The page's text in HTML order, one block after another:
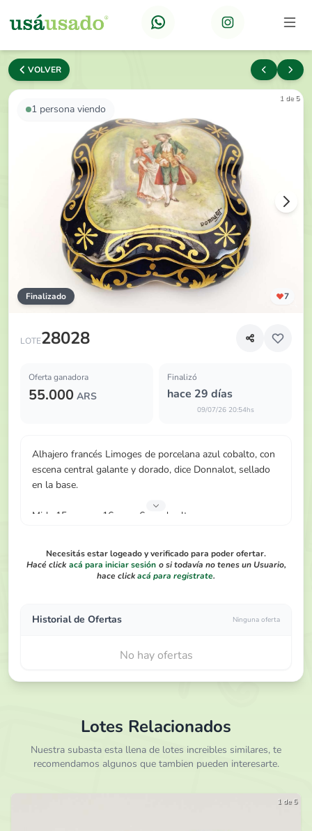
VOLVER
1 persona viendo
Finalizado 7
1 de 5
LOTE28028
Alhajero francés Limoges de porcelana azul cobalto, con
Oferta ganadora
55.000 ARS
Finalizó
hace 29 días
09/07/26 20:54hs
Alhajero francés Limoges de porcelana azul cobalto, con
escena central galante y dorado, dice Donnalot, sellado
en la base.
Mide 15 cm por 16 cm y 6 cm de alto.
Necesitás estar logeado y verificado para poder ofertar.
Hacé click acá para iniciar sesión o si todavía no tenes un Usuario,
hace clickacá para registrate.
Historial de Ofertas Ninguna oferta
No hay ofertas
Lotes Relacionados
Nuestra subasta esta llena de lotes increibles similares, te
recomendamos algunos que tambien pueden interesarte.
1 de 5